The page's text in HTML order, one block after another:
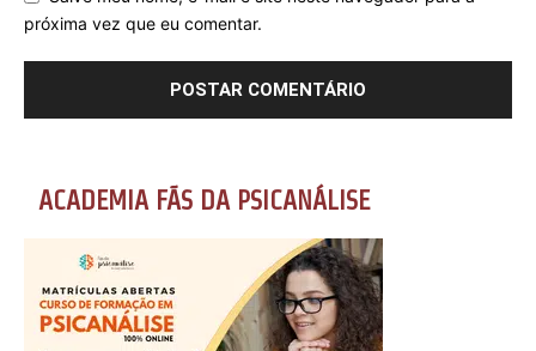
próxima vez que eu comentar.
ACADEMIA FÃS DA PSICANÁLISE